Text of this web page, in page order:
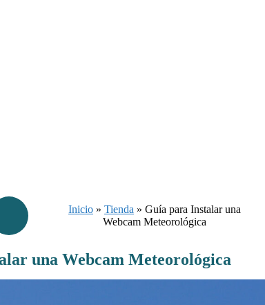
Inicio » Tienda » Guía para Instalar una
Webcam Meteorológica
una Webcam Meteorológica